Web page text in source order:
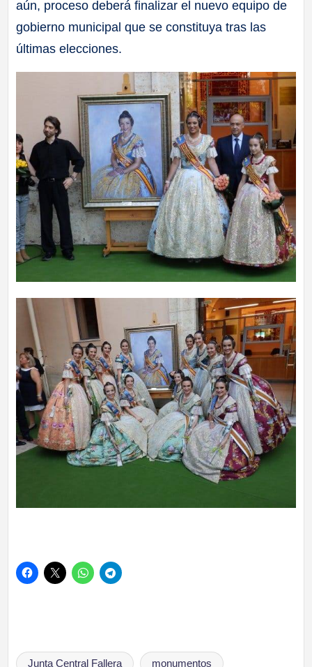
aún, proceso deberá finalizar el nuevo equipo de
gobierno municipal que se constituya tras las
últimas elecciones.
Etiquetas:
Junta Central Fallera monumentos